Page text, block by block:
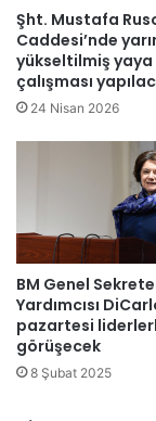
a
t
l
a
y
r
1
0
5
2
s
i
ş
l
a
d
ı
Şht. Mustafa
Caddesi’nde
yükseltilmiş
çalışması
24 Nisan 2026
BM Genel
Yardımcısı
pazartesi
görüşecek
8 Şubat 2025